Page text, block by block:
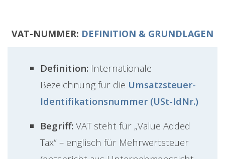
VAT-NUMMER: DEFINITION & GRUNDLAGEN
Definition: Internationale
Bezeichnung für die Umsatzsteuer-
Identifikationsnummer (USt-IdNr.)
Begriff: VAT steht für „Value Added
Tax“ – englisch für Mehrwertsteuer